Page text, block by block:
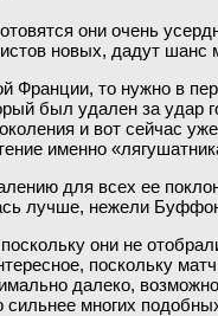
они очень
новых, дадут
Франции, то нужно в
был удален за
и вот сейчас
именно
для всех ее
лучше, нежели
они не
поскольку
далеко,
сильнее многих